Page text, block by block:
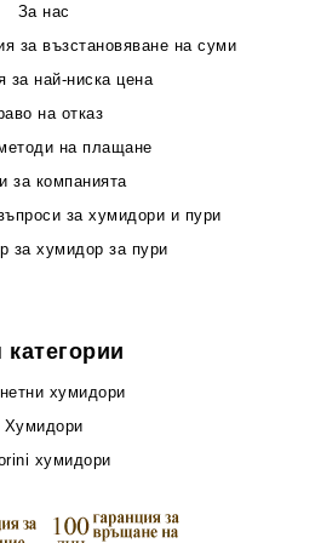
За нас
за възстановяване на суми
за най-ниска цена
на отказ
на плащане
за компанията
за хумидори и пури
за хумидор за пури
категории
хумидори
Хумидори
хумидори